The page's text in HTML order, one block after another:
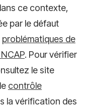
ce contexte,
par le défaut
problématiques de
. Pour vérifier
le site
contrôle
la vérification des